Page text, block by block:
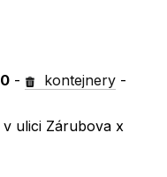
- kontejnery -
ulici Zárubova x